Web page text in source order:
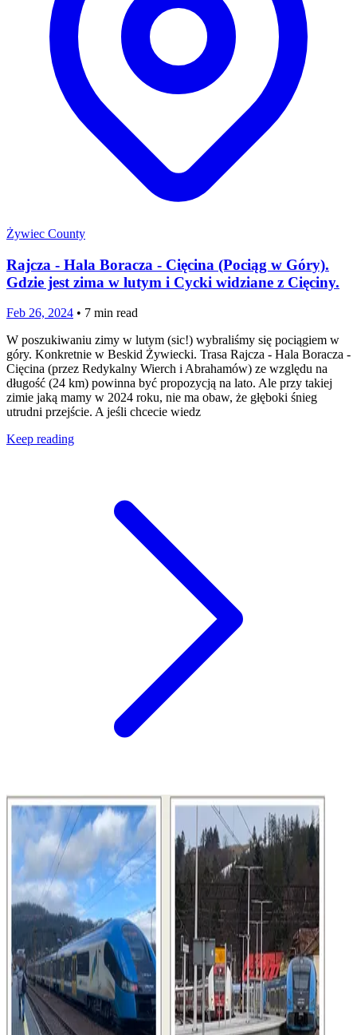
Żywiec County
Rajcza - Hala Boracza - Cięcina (Pociąg w Góry).
Gdzie jest zima w lutym i Cycki widziane z Cięciny.
Feb 26, 2024 • 7 min read
W poszukiwaniu zimy w lutym (sic!) wybraliśmy się pociągiem w
góry. Konkretnie w Beskid Żywiecki. Trasa Rajcza - Hala Boracza -
Cięcina (przez Redykalny Wierch i Abrahamów) ze względu na
długość (24 km) powinna być propozycją na lato. Ale przy takiej
zimie jaką mamy w 2024 roku, nie ma obaw, że głęboki śnieg
utrudni przejście. A jeśli chcecie wiedz
Keep reading